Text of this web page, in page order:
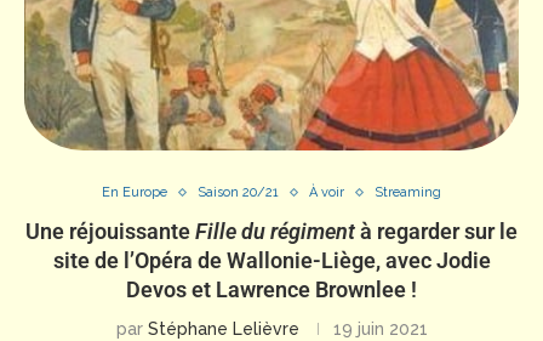
En Europe Saison 20/21 À voir Streaming
Une réjouissanteFille du régimentà regarder sur le
site de l’Opéra de Wallonie-Liège, avec Jodie
Devos et Lawrence Brownlee !
par Stéphane Lelièvre 19 juin 2021